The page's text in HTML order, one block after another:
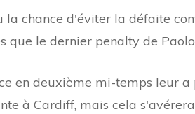
la chance d'éviter la défaite
que le dernier penalty de
en deuxième mi-temps leur
à Cardiff, mais cela